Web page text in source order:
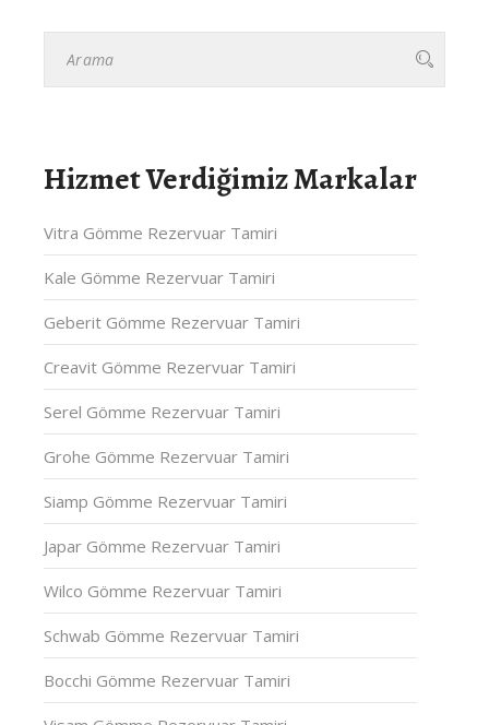
Hizmet Verdiğimiz Markalar
Vitra Gömme Rezervuar Tamiri
Kale Gömme Rezervuar Tamiri
Geberit Gömme Rezervuar Tamiri
Creavit Gömme Rezervuar Tamiri
Serel Gömme Rezervuar Tamiri
Grohe Gömme Rezervuar Tamiri
Siamp Gömme Rezervuar Tamiri
Japar Gömme Rezervuar Tamiri
Wilco Gömme Rezervuar Tamiri
Schwab Gömme Rezervuar Tamiri
Bocchi Gömme Rezervuar Tamiri